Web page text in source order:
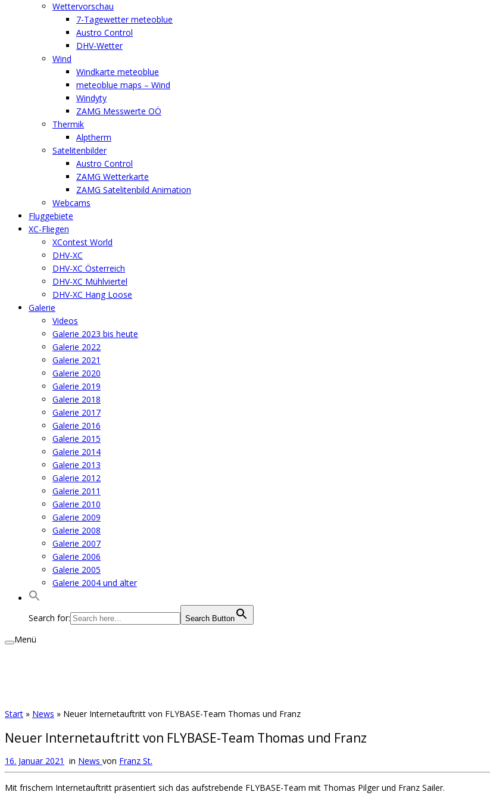
Wettervorschau
7-Tagewetter meteoblue
Austro Control
DHV-Wetter
Wind
Windkarte meteoblue
meteoblue maps – Wind
Windyty
ZAMG Messwerte OÖ
Thermik
Alptherm
Satelitenbilder
Austro Control
ZAMG Wetterkarte
ZAMG Satelitenbild Animation
Webcams
Fluggebiete
XC-Fliegen
XContest World
DHV-XC
DHV-XC Österreich
DHV-XC Mühlviertel
DHV-XC Hang Loose
Galerie
Videos
Galerie 2023 bis heute
Galerie 2022
Galerie 2021
Galerie 2020
Galerie 2019
Galerie 2018
Galerie 2017
Galerie 2016
Galerie 2015
Galerie 2014
Galerie 2013
Galerie 2012
Galerie 2011
Galerie 2010
Galerie 2009
Galerie 2008
Galerie 2007
Galerie 2006
Galerie 2005
Galerie 2004 und älter
Search for: Search Button
Menü
Start » News » Neuer Internetauftritt von FLYBASE-Team Thomas und Franz
Neuer Internetauftritt von FLYBASE-Team Thomas und Franz
16. Januar 2021 in News von Franz St.
Mit frischem Internetauftritt präsentiert sich das aufstrebende FLYBASE-Team mit Thomas Pilger und Franz Sailer.